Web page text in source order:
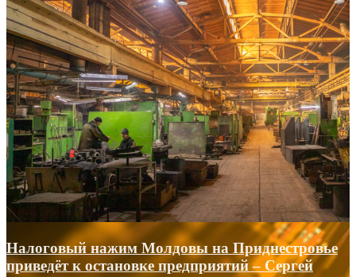
Налоговый нажим Молдовы на Приднестровье
приведёт к остановке предприятий – Сергей